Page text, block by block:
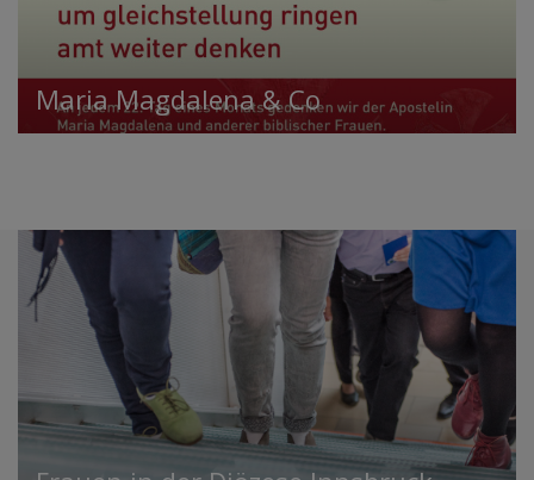
Maria Magdalena & Co